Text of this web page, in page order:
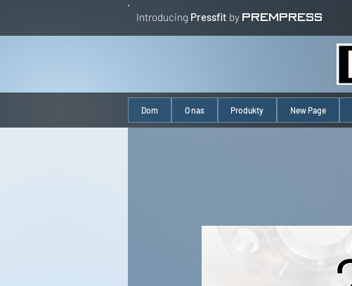
Introducing Pressfit by PREMPRESS
Dom O nas Produkty New Page